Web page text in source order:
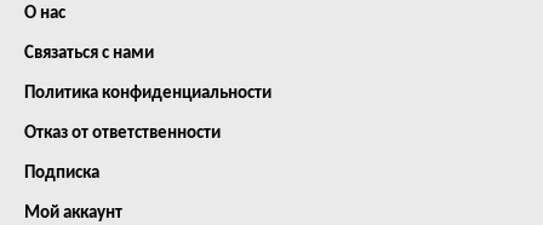
О нас
Связаться с нами
Политика конфиденциальности
Отказ от ответственности
Подписка
Мой аккаунт